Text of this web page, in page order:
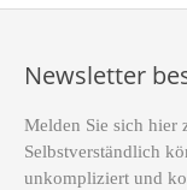
Newsletter
Melden Sie sich hier
Selbstverständlich
unkompliziert und